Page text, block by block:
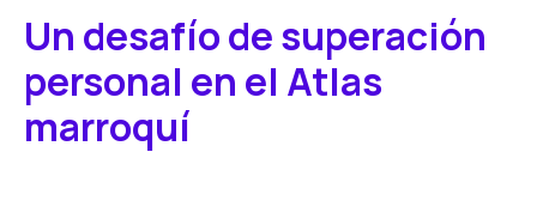
Un desafío de superación
personal en el Atlas
marroquí